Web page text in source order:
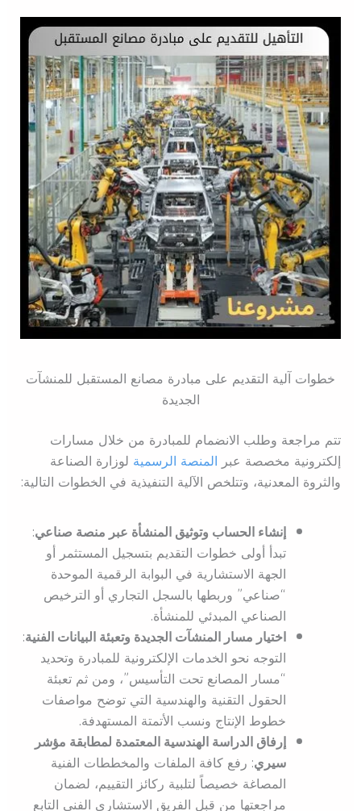
خطوات آلية التقديم على مبادرة مصانع المستقبل للمنشآت
الجديدة
تتم مراجعة وطلب الانضمام للمبادرة من خلال مسارات
إلكترونية مخصصة عبر المنصة الرسميةلوزارة الصناعة
والثروة المعدنية، وتتلخص الآلية التنفيذية في الخطوات التالية:
إنشاء الحساب وتوثيق المنشأة عبر منصة صناعي:
تبدأ أولى خطوات التقديم بتسجيل المستثمر أو
الجهة الاستشارية في البوابة الرقمية الموحدة
“صناعي” وربطها بالسجل التجاري أو الترخيص
الصناعي المبدئي للمنشأة.
اختيار مسار المنشآت الجديدة وتعبئة البيانات الفنية:
التوجه نحو الخدمات الإلكترونية للمبادرة وتحديد
“مسار المصانع تحت التأسيس”، ومن ثم تعبئة
الحقول التقنية والهندسية التي توضح مواصفات
خطوط الإنتاج ونسب الأتمتة المستهدفة.
إرفاق الدراسة الهندسية المعتمدة لمطابقة مؤشر
سيري: رفع كافة الملفات والمخططات الفنية
المصاغة خصيصاً لتلبية ركائز التقييم، لضمان
مراجعتها من قبل الفريق الاستشاري الفني التابع